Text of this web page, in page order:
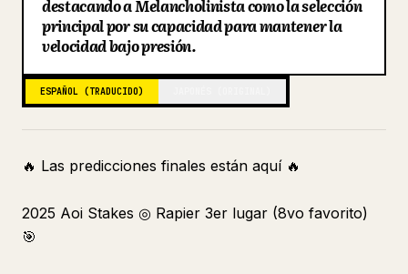
Blog
Actualizaciones
destacando a Melancholinista como la selección
principal por su capacidad para mantener la
velocidad bajo presión.
ESPAÑOL (TRADUCIDO)
🔥 Las predicciones finales están aquí 🔥
2025 Aoi Stakes ◎ Rapier 3er lugar (8vo favorito)
🎯